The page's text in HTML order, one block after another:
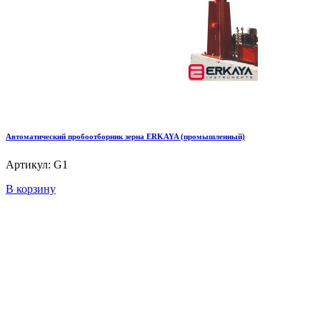
Автоматический пробоотборник зерна ERKAYA (промышленный)
Артикул: G1
В корзину